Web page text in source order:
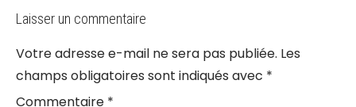
Laisser un commentaire
Votre adresse e-mail ne sera pas publiée. Les
champs obligatoires sont indiqués avec *
Commentaire *